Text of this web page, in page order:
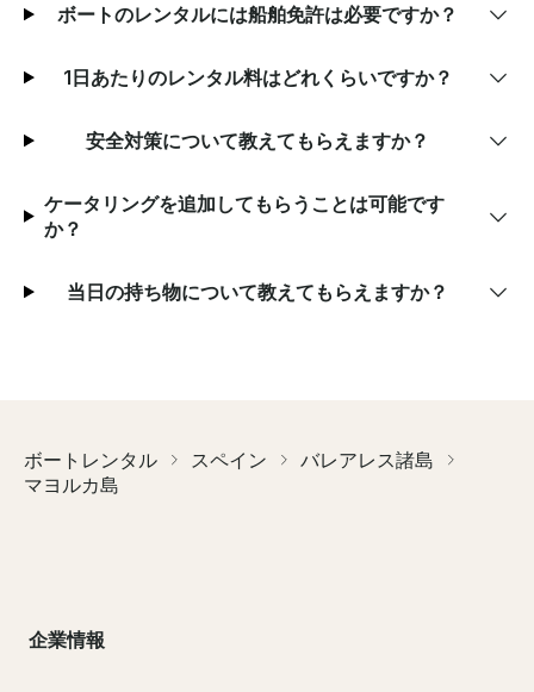
ボートのレンタルには船舶免許は必要ですか？
1日あたりのレンタル料はどれくらいですか？
安全対策について教えてもらえますか？
ケータリングを追加してもらうことは可能です
か？
当日の持ち物について教えてもらえますか？
ボートレンタル スペイン
バレアレス諸島
マヨルカ島
企業情報